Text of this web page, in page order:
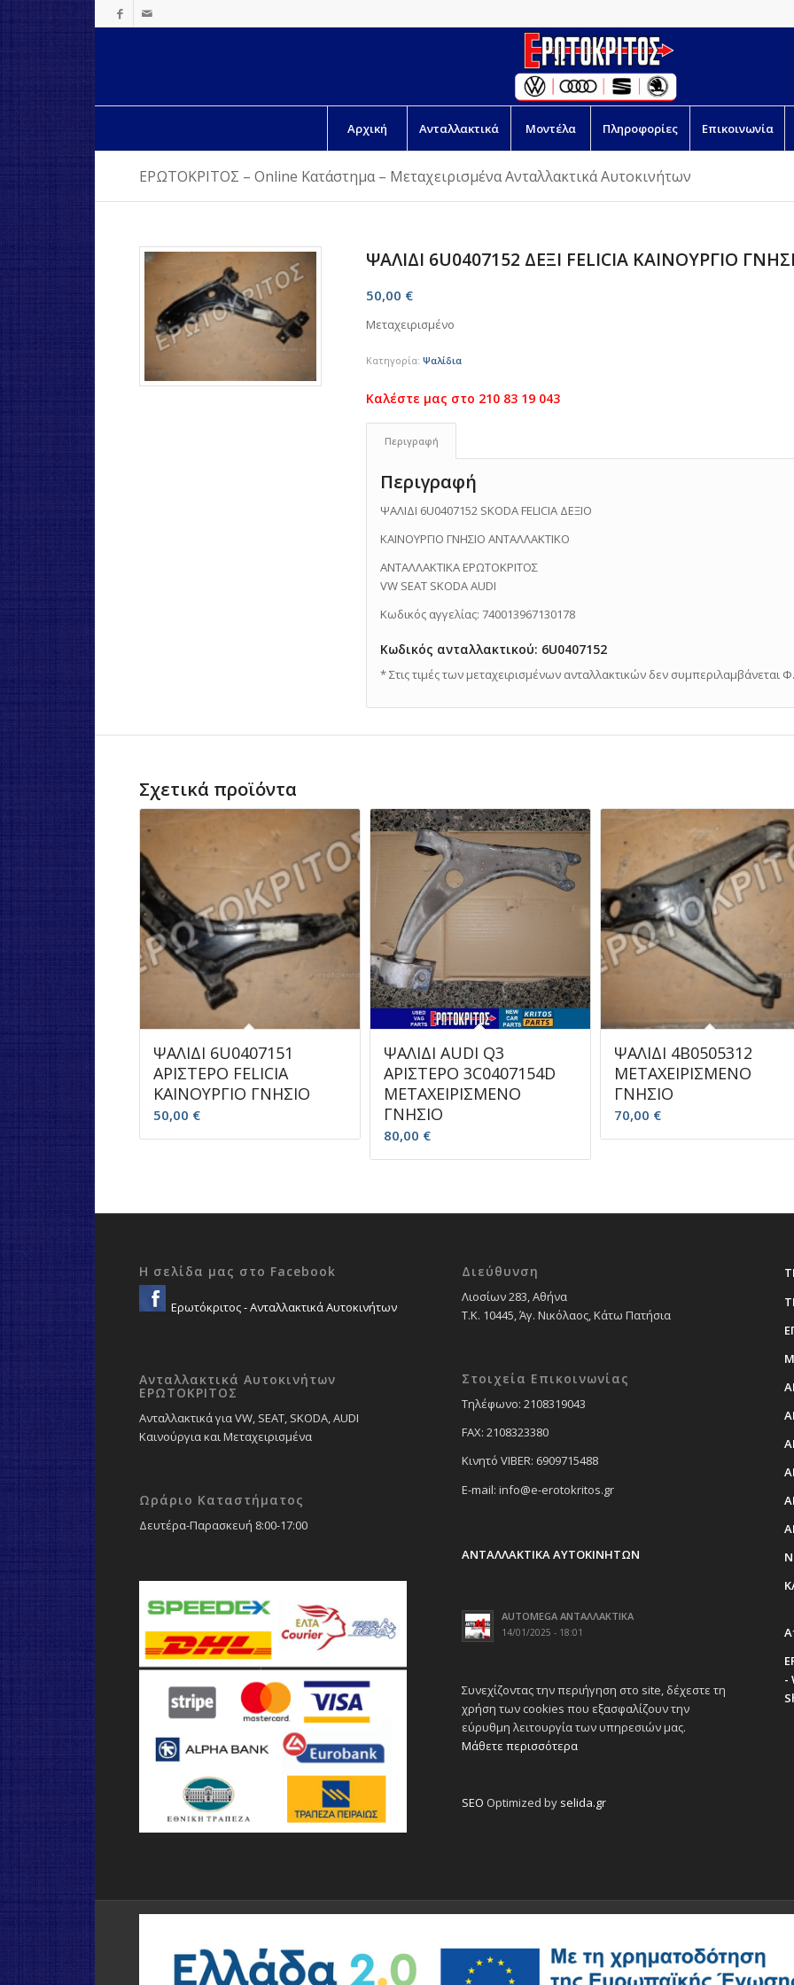
Αρχική Ανταλλακτικά Μοντέλα Πληροφορίες Επικοινωνία
ΕΡΩΤΟΚΡΙΤΟΣ – Online Κατάστημα – Μεταχειρισμένα Ανταλλακτικά Αυτοκινήτων
ΨΑΛΙΔΙ 6U0407152 ΔΕΞΙ FELICIA ΚΑΙΝΟΥΡΓΙΟ
50,00 €
Μεταχειρισμένο
Κατηγορία: Ψαλίδια
Περιγραφή
Περιγραφή
ΨΑΛΙΔΙ 6U0407152 SKODA FELICIA ΔΕΞΙΟ
ΚΑΙΝΟΥΡΓΙΟ ΓΝΗΣΙΟ ΑΝΤΑΛΛΑΚΤΙΚΟ
ΑΝΤΑΛΛΑΚΤΙΚΑ ΕΡΩΤΟΚΡΙΤΟΣ
VW SEAT SKODA AUDI
Κωδικός αγγελίας: 740013967130178
Κωδικός ανταλλακτικού: 6U0407152
* Στις τιμές των μεταχειρισμένων ανταλλακτικών δεν συμπεριλαμβάνεται
Σχετικά προϊόντα
ΨΑΛΙΔΙ 6U0407151
ΑΡΙΣΤΕΡΟ FELICIA
ΚΑΙΝΟΥΡΓΙΟ ΓΝΗΣΙΟ
50,00 €
ΨΑΛΙΔΙ AUDI Q3
ΑΡΙΣΤΕΡΟ 3C0407154D
ΜΕΤΑΧΕΙΡΙΣΜΕΝΟ
ΓΝΗΣΙΟ
80,00 €
ΨΑΛΙΔΙ 4B0505312
ΜΕΤΑΧΕΙΡΙΣΜΕΝΟ
ΓΝΗΣΙΟ
70,00 €
Η σελίδα μας στο Facebook
Ερωτόκριτος - Ανταλλακτικά Αυτοκινήτων
Ανταλλακτικά Αυτοκινήτων
ΕΡΩΤΟΚΡΙΤΟΣ
Ανταλλακτικά για VW, SEAT, SKODA, AUDI
Καινούργια και Μεταχειρισμένα
Ωράριο Καταστήματος
Δευτέρα-Παρασκευή 8:00-17:00
Διεύθυνση
Λιοσίων 283, Αθήνα
Τ.Κ. 10445, Άγ. Νικόλαος, Κάτω Πατήσια
Στοιχεία Επικοινωνίας
Tηλέφωνο: 2108319043
FAX: 2108323380
Κινητό VIBER: 6909715488
E-mail: info@e-erotokritos.gr
ΑΝΤΑΛΛΑΚΤΙΚΑ ΑΥΤΟΚΙΝΗΤΩΝ
AUTOMEGA ΑΝΤΑΛΛΑΚΤΙΚΑ
14/01/2025 - 18:01
Συνεχίζοντας την περιήγηση στο site, δέχεστε τη
χρήση των cookies που εξασφαλίζουν την
εύρυθμη λειτουργία των υπηρεσιών μας.
Μάθετε περισσότερα
SEO Optimized by selida.gr
-